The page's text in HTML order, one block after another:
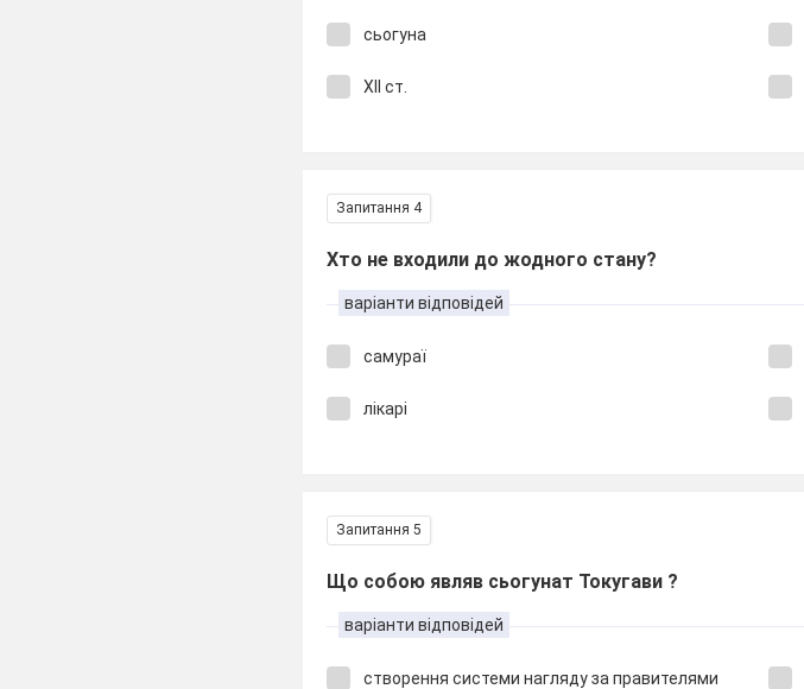
сьогуна
ХII ст.
Запитання 4
Хто не входили до жодного стану?
варіанти відповідей
самураї
лікарі
Запитання 5
Що собою являв сьогунат Токугави ?
варіанти відповідей
створення системи нагляду за правителями